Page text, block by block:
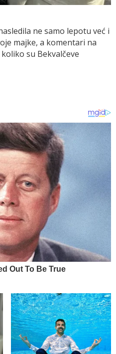
ne samo lepotu već i
majke, a komentari na
su Bekvalčeve